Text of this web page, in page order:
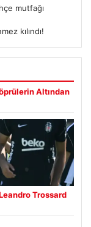
mutfağı
kılındı!
Altından
Trossard